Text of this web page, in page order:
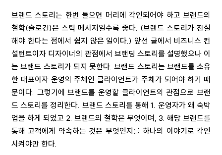
브랜드 스토리는 한번 들으면 머리에 각인되어야 하고 브랜드의
철학(슬로건)은 스틱 메시지일수록 좋다 . (브랜드 스토리가 진실
해야 한다는 점에서 쉽지 않은 일이다 .) 앞선 글에서 비즈니스 컨
설턴트이자 디자이너의 관점에서 브랜딩 스토리를 설명했으나 이
는 브랜드 스토리가 되지 못한다 .브랜드 스토리는 브랜드를 소유
한 대표이자 운영의 주체인 클라이언트가 주체가 되어야 하기 때
문이다 그렇기에 브랜드를 운영할 클라이언트의 관점으로 브랜
드 스토리를 정리한다 브랜드 스토리를 통해1. 운영자가 왜 숙박
업을 하게 되었고 2. 브랜드의 철학은 무엇이며 , 3. 해당 브랜드를
통해 고객에게 약속하는 것은 무엇인지를 하나의 이야기로 각인
시켜야만 한다